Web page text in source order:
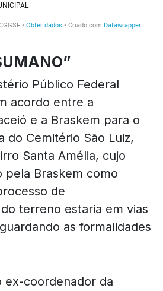
Público Federal
acordo entre a
e a Braskem para o
do Cemitério São Luiz,
Santa Amélia, cujo
pela Braskem como
de
terreno estaria em vias
as formalidades
ex-coordenador da